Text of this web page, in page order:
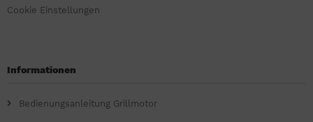
Cookie Einstellungen
Informationen
Bedienungsanleitung Grillmotor